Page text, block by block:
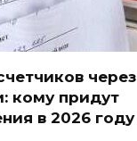
через
кому придут
в 2026 году